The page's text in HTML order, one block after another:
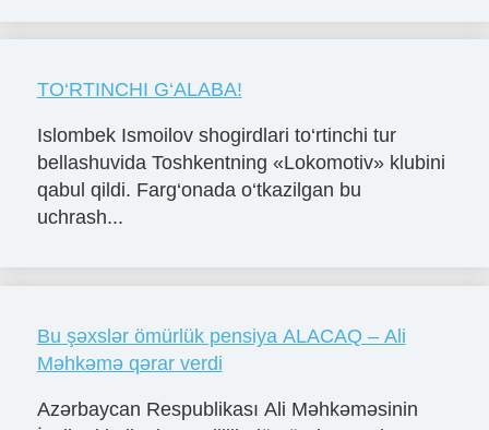
TO‘RTINCHI G‘ALABA!
Islombek Ismoilov shogirdlari to‘rtinchi tur
bellashuvida Toshkentning «Lokomotiv» klubini
qabul qildi. Farg‘onada o‘tkazilgan bu
uchrash...
Bu şəxslər ömürlük pensiya ALACAQ – Ali
Məhkəmə qərar verdi
Azərbaycan Respublikası Ali Məhkəməsinin